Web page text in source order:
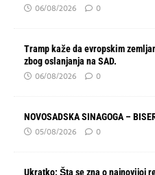
06/08/2026 0
Tramp kaže da evropskim
zbog oslanjanja na SAD.
06/08/2026 0
NOVOSADSKA SINAGOGA –
05/08/2026 0
Ukratko: Šta se zna o najnovijoj